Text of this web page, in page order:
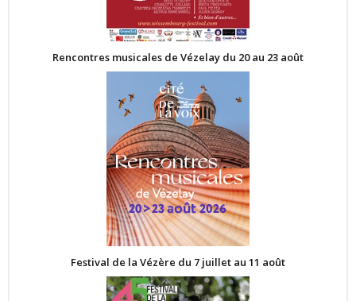
Rencontres musicales de Vézelay du 20 au 23 août
Festival de la Vézère du 7 juillet au 11 août